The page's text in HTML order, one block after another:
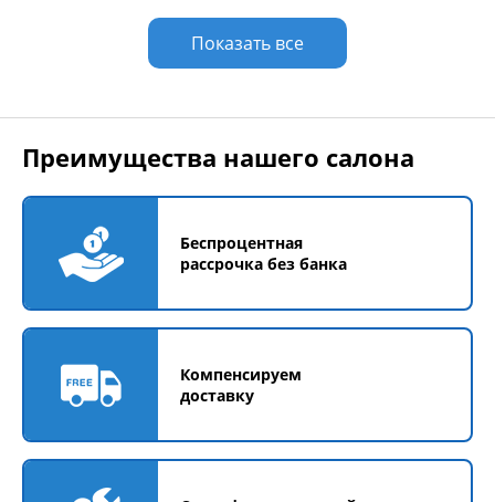
Показать все
Преимущества нашего салона
Беспроцентная
рассрочка без банка
Компенсируем
доставку